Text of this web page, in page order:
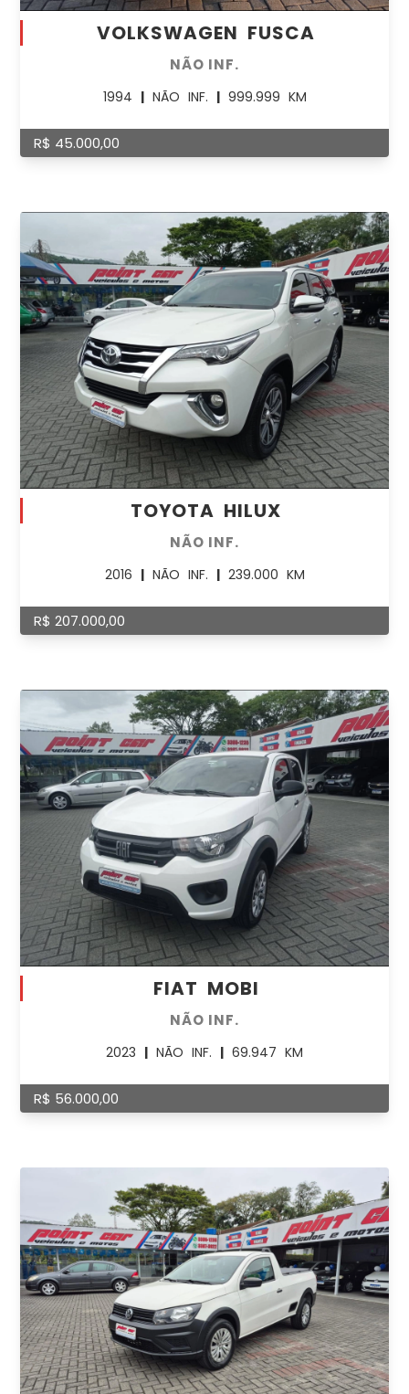
VOLKSWAGEN FUSCA
NÃO INF.
1994 |NÃO INF. |999.999 KM
R$ 45.000,00
TOYOTA HILUX
NÃO INF.
2016 |NÃO INF. |239.000 KM
R$ 207.000,00
FIAT MOBI
NÃO INF.
2023 | NÃO INF. | 69.947 KM
R$ 56.000,00